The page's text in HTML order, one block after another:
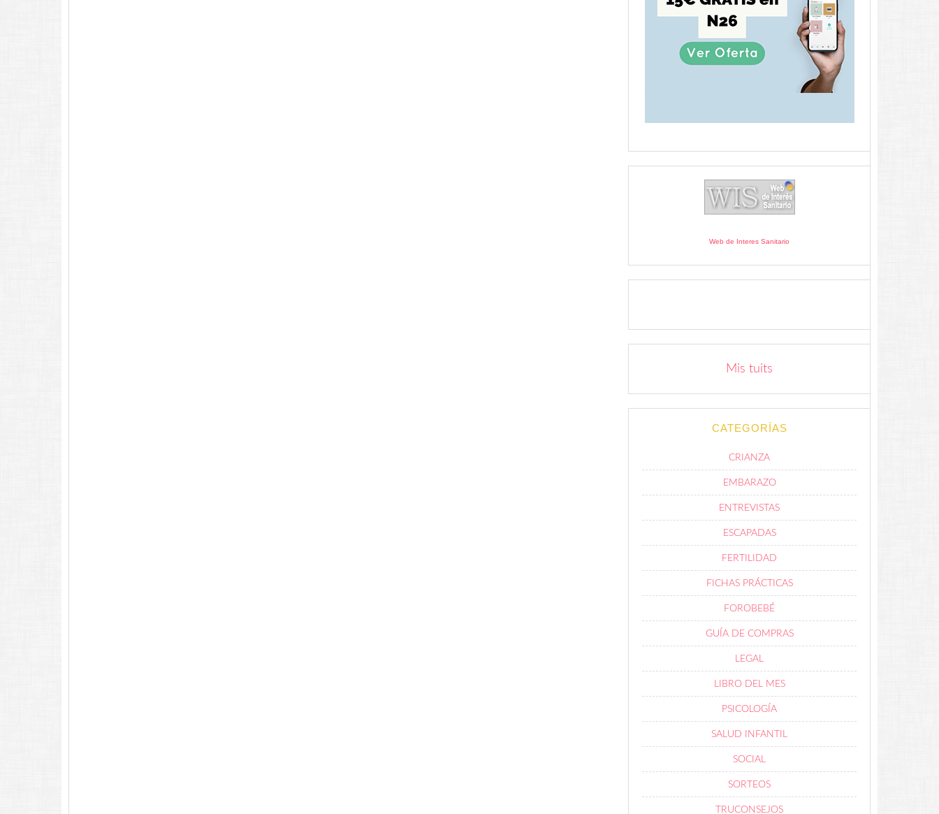
Web de Interes Sanitario
Mis tuits
CATEGORÍAS
CRIANZA
EMBARAZO
ENTREVISTAS
ESCAPADAS
FERTILIDAD
FICHAS PRÁCTICAS
FOROBEBÉ
GUÍA DE COMPRAS
LEGAL
LIBRO DEL MES
PSICOLOGÍA
SALUD INFANTIL
SOCIAL
SORTEOS
TRUCONSEJOS